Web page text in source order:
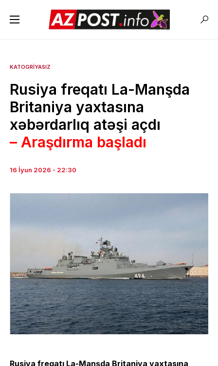
KATOGRIYASIZ
Rusiya freqatı La-Manşda
Britaniya yaxtasına
xəbərdarlıq atəşi açdı
– Araşdırma başladı
16 İyun 2026 - 22:30
Rusiya freqatı La-Manşda Britaniya yaxtasına